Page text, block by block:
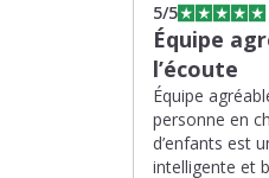
5/5
Équipe
l’écoute
Équipe
personne en
d’enfants est
intelligente et